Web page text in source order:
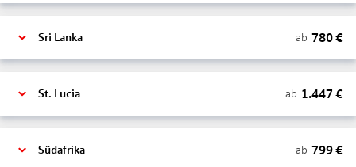
Sri Lanka ab 780€
St. Lucia ab 1.447 €
Südafrika ab 799€